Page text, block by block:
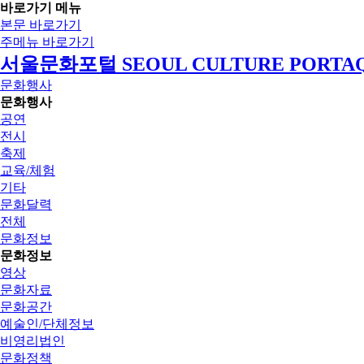
바로가기 메뉴
본문 바로가기
주메뉴 바로가기
서울문화포털 SEOUL CULTURE
문화행사
문화행사
공연
전시
축제
교육/체험
기타
문화달력
전체
문화정보
문화정보
영상
문화자료
문화공간
예술인/단체정보
비영리법인
문화정책